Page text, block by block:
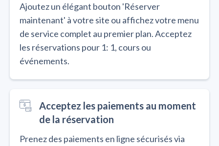
Ajoutez un élégant bouton 'Réserver
maintenant' à votre site ou affichez votre menu
de service complet au premier plan. Acceptez
les réservations pour 1: 1, cours ou
événements.
Acceptez les paiements au moment
de la réservation
Prenez des paiements en ligne sécurisés via